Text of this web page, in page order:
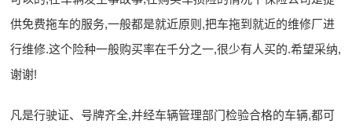
供免费拖车的服务,一般都是就近原则,把车拖到就近的维修厂进
行维修.这个险种一般购买率在千分之一,很少有人买的.希望采纳,
谢谢!
凡是行驶证、号牌齐全,并经车辆管理部门检验合格的车辆,都可